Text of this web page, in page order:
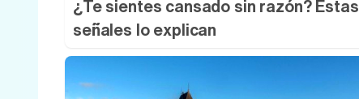
¿Te sientes cansado sin razón? Estas
señales lo explican